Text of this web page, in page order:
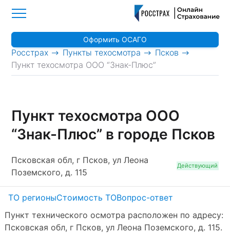
Росстрах > Пункты техосмотра > Псков
>
Пункт техосмотра ООО “Знак-Плюс”
Оформить ОСАГО
Пункт техосмотра ООО
“Знак-Плюс” в городе Псков
Псковская обл, г Псков, ул Леона
Поземского, д. 115
Действующий
ТО регионыСтоимость ТОВопрос-ответ
Пункт технического осмотра расположен по адресу:
Псковская обл, г Псков, ул Леона Поземского, д. 115.